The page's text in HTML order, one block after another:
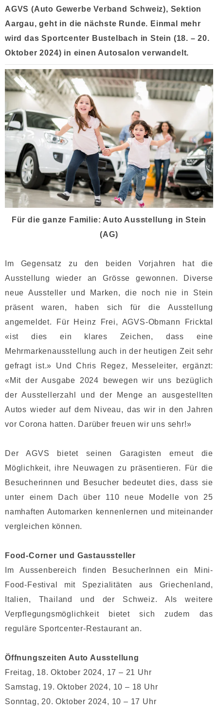
KONTAKT
AGVS (Auto Gewerbe Verband Schweiz), Sektion
Aargau, geht in die nächste Runde. Einmal mehr
wird das Sportcenter Bustelbach in Stein (18. – 20.
Oktober 2024) in einen Autosalon verwandelt.
Für die ganze Familie: Auto Ausstellung in Stein
(AG)
Im Gegensatz zu den beiden Vorjahren hat die
Ausstellung wieder an Grösse gewonnen. Diverse
neue Aussteller und Marken, die noch nie in Stein
präsent waren, haben sich für die Ausstellung
angemeldet. Für Heinz Frei, AGVS-Obmann Fricktal
«ist dies ein klares Zeichen, dass eine
Mehrmarkenausstellung auch in der heutigen Zeit sehr
gefragt ist.» Und Chris Regez, Messeleiter, ergänzt:
«Mit der Ausgabe 2024 bewegen wir uns bezüglich
der Ausstellerzahl und der Menge an ausgestellten
Autos wieder auf dem Niveau, das wir in den Jahren
vor Corona hatten. Darüber freuen wir uns sehr!»
Der AGVS bietet seinen Garagisten erneut die
Möglichkeit, ihre Neuwagen zu präsentieren. Für die
Besucherinnen und Besucher bedeutet dies, dass sie
unter einem Dach über 110 neue Modelle von 25
namhaften Automarken kennenlernen und miteinander
vergleichen können.
Food-Corner und Gastaussteller
Im Aussenbereich finden BesucherInnen ein Mini-
Food-Festival mit Spezialitäten aus Griechenland,
Italien, Thailand und der Schweiz. Als weitere
Verpflegungsmöglichkeit bietet sich zudem das
reguläre Sportcenter-Restaurant an.
Öffnungszeiten Auto Ausstellung
Freitag, 18. Oktober 2024, 17 – 21 Uhr
Samstag, 19. Oktober 2024, 10 – 18 Uhr
Sonntag, 20. Oktober 2024, 10 – 17 Uhr